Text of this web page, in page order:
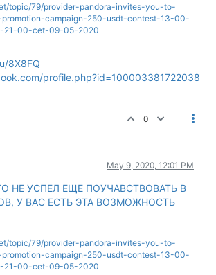
topic/79/provider-pandora-invites-you-to-
campaign-250-usdt-contest-13-00-
21-00-cet-09-05-2020
8X8FQ
profile.php?id=100003381722038
0
May 9, 2020, 12:01 PM
НЕ УСПЕЛ ЕЩЕ ПОУЧАВСТВОВАТЬ В
У ВАС ЕСТЬ ЭТА ВОЗМОЖНОСТЬ
topic/79/provider-pandora-invites-you-to-
campaign-250-usdt-contest-13-00-
21-00-cet-09-05-2020